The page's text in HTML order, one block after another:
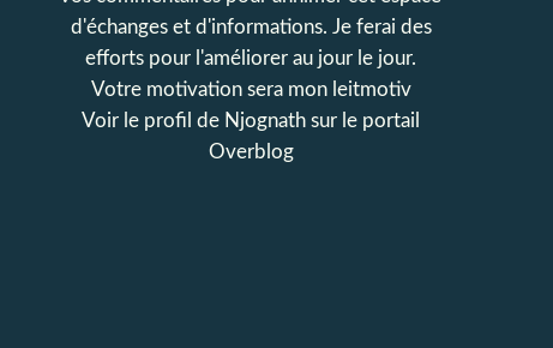
d'échanges et d'informations. Je ferai des
efforts pour l'améliorer au jour le jour.
Votre motivation sera mon leitmotiv
Voir le profil de Njognath sur le portail
Overblog